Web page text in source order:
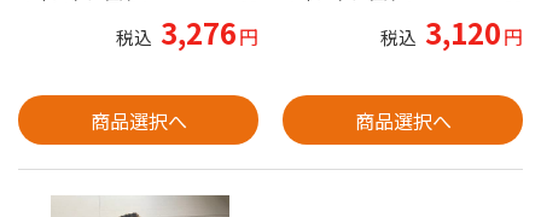
税込 3,276円
商品選択へ
税込 3,120円
商品選択へ